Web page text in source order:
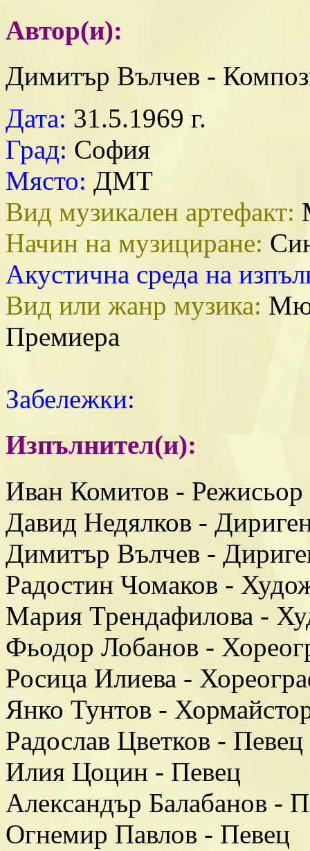
Автор(и):
Димитър Вълчев -
Дата: 31.5.1969 г.
Град: София
Място: ДМТ
Вид музикален артефакт:
Начин на музициране:
Акустична среда на
Вид или жанр музика:
Премиера
Забележки:
Изпълнител(и):
Иван Комитов - Режисьор
Давид Недялков -
Димитър Вълчев -
Радостин Чомаков -
Мария Трендафилова -
Фьодор Лобанов -
Росица Илиева -
Янко Тунтов -
Радослав Цветков - Певец
Илия Цоцин - Певец
Александър Балабанов -
Огнемир Павлов - Певец